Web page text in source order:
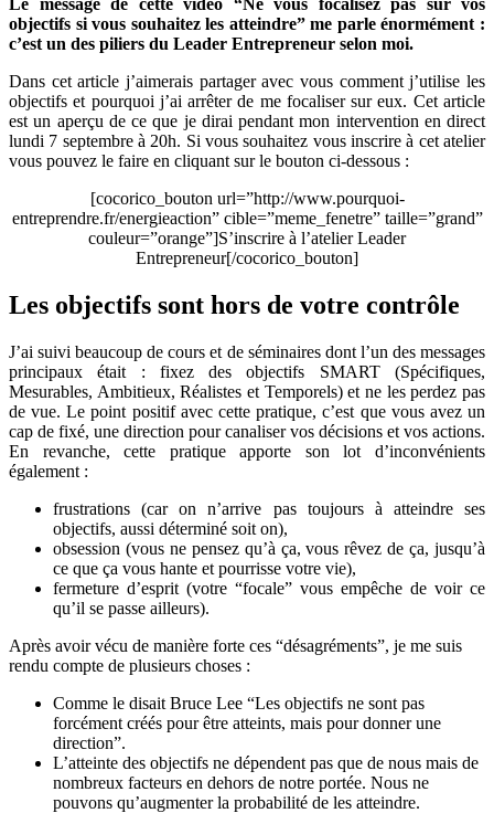
objectifs
si
souhaitez
les
atteindre
objectifs si vous souhaitez les atteindre” me parle énormément :
c’est un des piliers du Leader Entrepreneur selon moi.
Dans cet article j’aimerais partager avec vous comment j’utilise les
objectifs et pourquoi j’ai arrêter de me focaliser sur eux. Cet article
est un aperçu de ce que je dirai pendant mon intervention en direct
lundi 7 septembre à 20h. Si vous souhaitez vous inscrire à cet atelier
vous pouvez le faire en cliquant sur le bouton ci-dessous :
[cocorico_bouton url=”http://www.pourquoi-
entreprendre.fr/energieaction” cible=”meme_fenetre” taille=”grand”
couleur=”orange”]S’inscrire à l’atelier Leader
Entrepreneur[/cocorico_bouton]
Les objectifs sont hors de votre contrôle
J’ai suivi beaucoup de cours et de séminaires dont l’un des messages
principaux était : fixez des objectifs SMART (Spécifiques,
Mesurables, Ambitieux, Réalistes et Temporels) et ne les perdez pas
de vue. Le point positif avec cette pratique, c’est que vous avez un
cap de fixé, une direction pour canaliser vos décisions et vos actions.
En revanche, cette pratique apporte son lot d’inconvénients
également :
frustrations (car on n’arrive pas toujours à atteindre ses
objectifs, aussi déterminé soit on),
obsession (vous ne pensez qu’à ça, vous rêvez de ça, jusqu’à
ce que ça vous hante et pourrisse votre vie),
fermeture d’esprit (votre “focale” vous empêche de voir ce
qu’il se passe ailleurs).
Après avoir vécu de manière forte ces “désagréments”, je me suis
rendu compte de plusieurs choses :
Comme le disait Bruce Lee “Les objectifs ne sont pas
forcément créés pour être atteints, mais pour donner une
direction”.
L’atteinte des objectifs ne dépendent pas que de nous mais de
nombreux facteurs en dehors de notre portée. Nous ne
pouvons qu’augmenter la probabilité de les atteindre.